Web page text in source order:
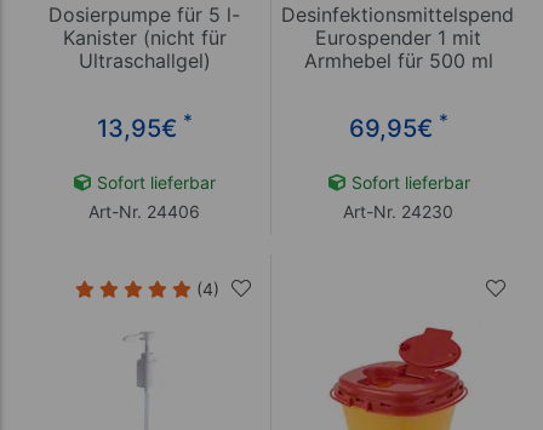
Dosierpumpe für 5 l-
Kanister (nicht für
Ultraschallgel)
13,95€ *
Sofort lieferbar
Art-Nr. 24406
Desinfektionsmittelspender
Eurospender 1 mit
Armhebel für 500 ml
69,95€ *
Sofort lieferbar
Art-Nr. 24230
(4)